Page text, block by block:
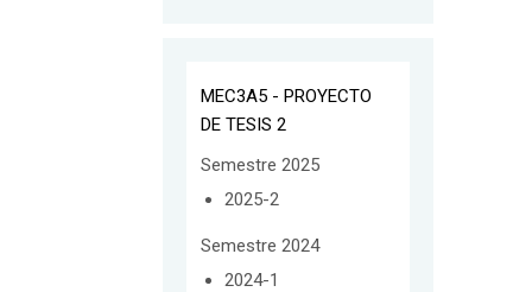
MEC3A5 - PROYECTO
DE TESIS 2
Semestre 2025
2025-2
Semestre 2024
2024-1